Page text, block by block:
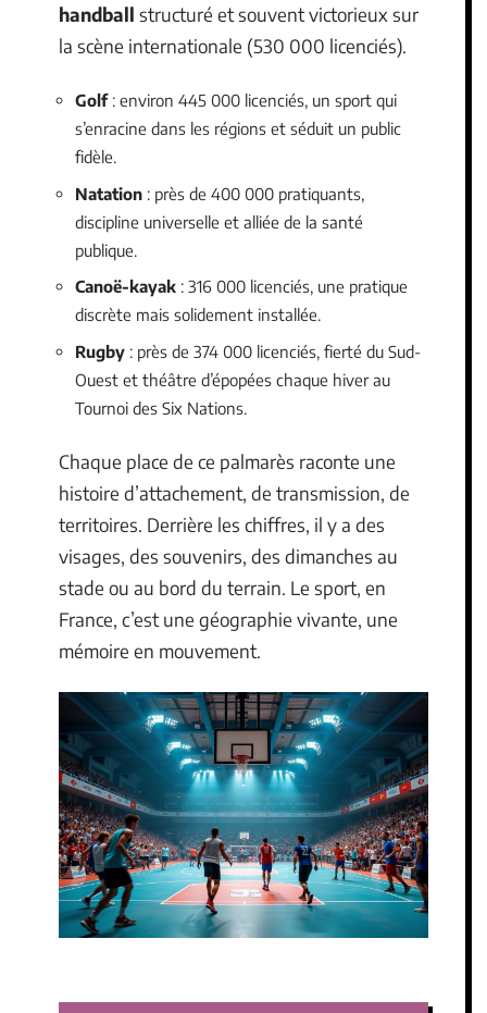
handball structuré et souvent victorieux sur
la scène internationale (530 000 licenciés).
Golf: environ 445 000 licenciés, un sport qui
s’enracine dans les régions et séduit un public
fidèle.
Natation : près de 400 000 pratiquants,
discipline universelle et alliée de la santé
publique.
Canoë-kayak : 316 000 licenciés, une pratique
discrète mais solidement installée.
Rugby : près de 374 000 licenciés, fierté du Sud-
Ouest et théâtre d’épopées chaque hiver au
Tournoi des Six Nations.
Chaque place de ce palmarès raconte une
histoire d’attachement, de transmission, de
territoires. Derrière les chiffres, il y a des
visages, des souvenirs, des dimanches au
stade ou au bord du terrain. Le sport, en
France, c’est une géographie vivante, une
mémoire en mouvement.